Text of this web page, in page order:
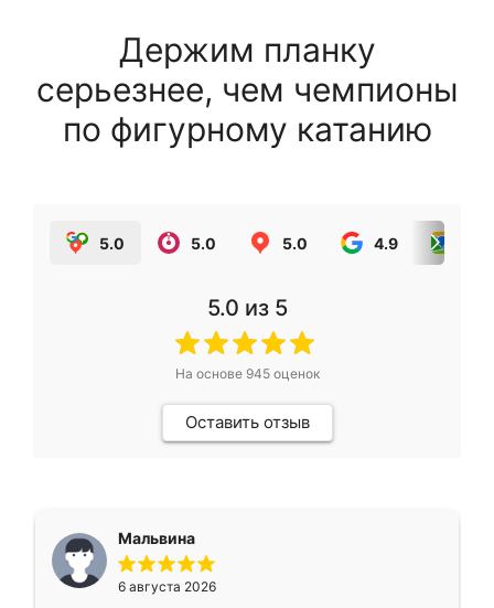
Держим планку
серьезнее, чем чемпионы
по фигурному катанию
5.0 5.0 5.0 4.9
5.0 из 5
На основе 945оценок
Оставить отзыв
Мальвина
6 августа 2026